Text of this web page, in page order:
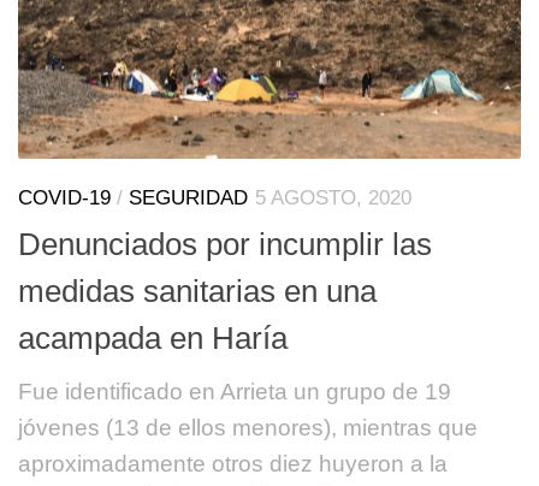
COVID-19 / SEGURIDAD 5 AGOSTO, 2020
Denunciados por incumplir las
medidas sanitarias en una
acampada en Haría
Fue identificado en Arrieta un grupo de 19
jóvenes (13 de ellos menores), mientras que
aproximadamente otros diez huyeron a la